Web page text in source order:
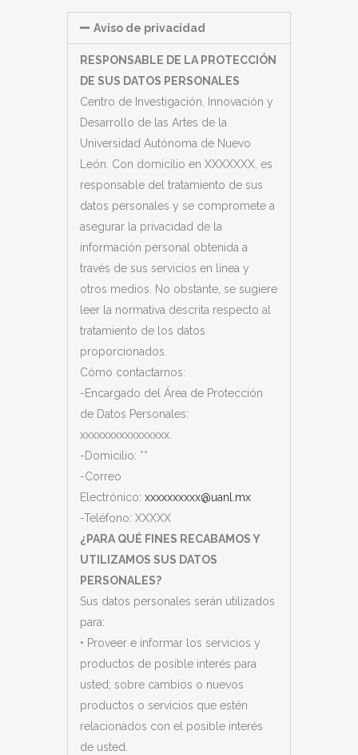
Aviso de privacidad
RESPONSABLE DE LA PROTECCIÓN
DE SUS DATOS PERSONALES
Centro de Investigación, Innovación y
Desarrollo de las Artes de la
Universidad Autónoma de Nuevo
León. Con domicilio en XXXXXXX, es
responsable del tratamiento de sus
datos personales y se compromete a
asegurar la privacidad de la
información personal obtenida a
través de sus servicios en línea y
otros medios. No obstante, se sugiere
leer la normativa descrita respecto al
tratamiento de los datos
proporcionados.
Cómo contactarnos:
-Encargado del Área de Protección
de Datos Personales:
xxxxxxxxxxxxxxxx.
-Domicilio: **
-Correo
Electrónico: xxxxxxxxxx@uanl.mx
-Teléfono: XXXXX
¿PARA QUÉ FINES RECABAMOS Y
UTILIZAMOS SUS DATOS
PERSONALES?
Sus datos personales serán utilizados
para:
• Proveer e informar los servicios y
productos de posible interés para
usted; sobre cambios o nuevos
productos o servicios que estén
relacionados con el posible interés
de usted.